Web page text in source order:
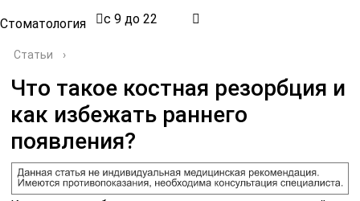
Стоматология с 9 до 22
Статьи ›
Что такое костная резорбция и
как избежать раннего
появления?